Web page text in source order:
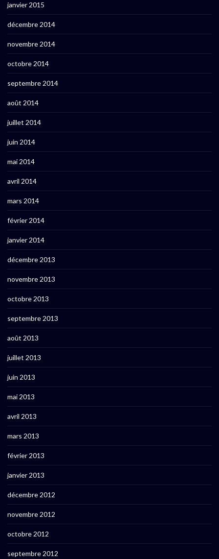
janvier 2015
décembre 2014
novembre 2014
octobre 2014
septembre 2014
août 2014
juillet 2014
juin 2014
mai 2014
avril 2014
mars 2014
février 2014
janvier 2014
décembre 2013
novembre 2013
octobre 2013
septembre 2013
août 2013
juillet 2013
juin 2013
mai 2013
avril 2013
mars 2013
février 2013
janvier 2013
décembre 2012
novembre 2012
octobre 2012
septembre 2012